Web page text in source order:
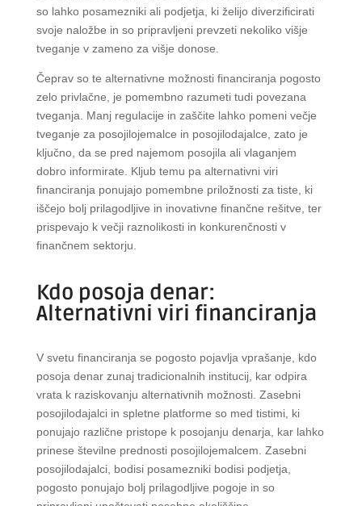
so lahko posamezniki ali podjetja, ki želijo diverzificirati
svoje naložbe in so pripravljeni prevzeti nekoliko višje
tveganje v zameno za višje donose.
Čeprav so te alternativne možnosti financiranja pogosto
zelo privlačne, je pomembno razumeti tudi povezana
tveganja. Manj regulacije in zaščite lahko pomeni večje
tveganje za posojilojemalce in posojilodajalce, zato je
ključno, da se pred najemom posojila ali vlaganjem
dobro informirate. Kljub temu pa alternativni viri
financiranja ponujajo pomembne priložnosti za tiste, ki
iščejo bolj prilagodljive in inovativne finančne rešitve, ter
prispevajo k večji raznolikosti in konkurenčnosti v
finančnem sektorju.
Kdo posoja denar:
Alternativni viri financiranja
V svetu financiranja se pogosto pojavlja vprašanje, kdo
posoja denar zunaj tradicionalnih institucij, kar odpira
vrata k raziskovanju alternativnih možnosti. Zasebni
posojilodajalci in spletne platforme so med tistimi, ki
ponujajo različne pristope k posojanju denarja, kar lahko
prinese številne prednosti posojilojemalcem. Zasebni
posojilodajalci, bodisi posamezniki bodisi podjetja,
pogosto ponujajo bolj prilagodljive pogoje in so